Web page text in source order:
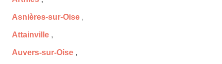
Asnières-sur-Oise ,
Attainville ,
Auvers-sur-Oise ,